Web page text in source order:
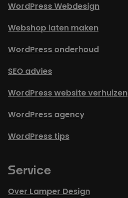
WordPress Webdesign
Webshop laten maken
WordPress onderhoud
SEO advies
WordPress website verhuizen
WordPress agency
WordPress tips
Service
Over Lamper Design